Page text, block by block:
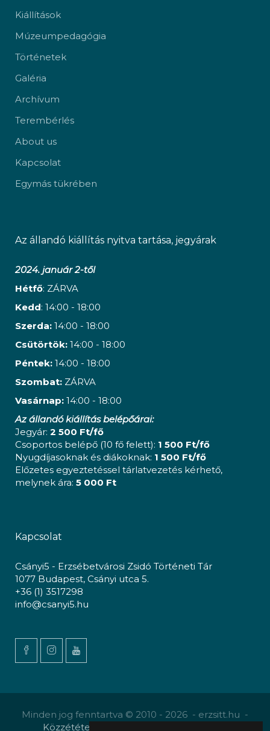
Kiállítások
Múzeumpedagógia
Történetek
Galéria
Archívum
Terembérlés
About us
Kapcsolat
Egymás tükrében
Az állandó kiállítás nyitva tartása, jegyárak
2024. január 2-től
Hétfő: ZÁRVA
Kedd: 14:00 - 18:00
Szerda: 14:00 - 18:00
Csütörtök: 14:00 - 18:00
Péntek: 14:00 - 18:00
Szombat: ZÁRVA
Vasárnap: 14:00 - 18:00
Az állandó kiállítás belépőárai:
Jegyár: 2 500 Ft/fő
Csoportos belépő (10 fő felett): 1 500 Ft/fő
Nyugdíjasoknak és diákoknak: 1 500 Ft/fő
Előzetes egyeztetéssel tárlatvezetés kérhető,
melynek ára: 5 000 Ft
Kapcsolat
Csányi5 - Erzsébetvárosi Zsidó Történeti Tár
1077 Budapest, Csányi utca 5.
+36 (1) 3517298
info@csanyi5.hu
Minden jog fenntartva © 2010 - 2026 - erzsitt.hu -
Közzététel